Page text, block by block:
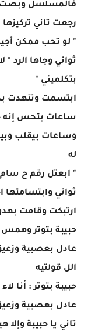
فالمسلسل وبصت
رجعت تاني
" لو تحب ممكن
ثواني وجاها الرد "
بتكلميني "
ابتسمت وتنهدت
ساعات بتحس إنه
وساعات بيقلب
له
" ابعتل رقم ح
ثواني
ارتبكت وقامت
حبيبة بتوتر وهمس
عادل بعصبية
الل قولتيه
حبيبة بتوتر : أنا
عادل بعصبية
تاني يا حبيبة